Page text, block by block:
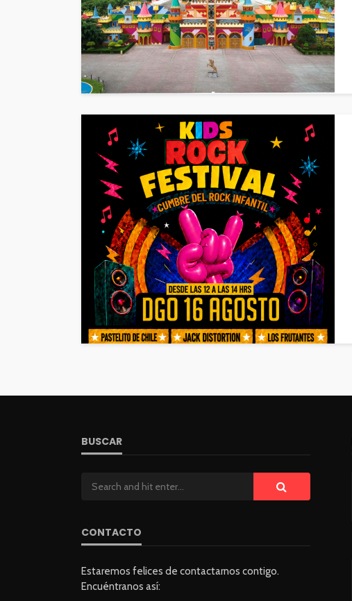
BUSCAR
CONTACTO
Estaremos felices de contactarnos contigo.
Encuéntranos así: